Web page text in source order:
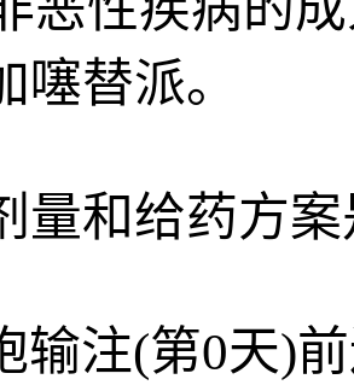
噻替派。
量和给药方
输注(第0天)